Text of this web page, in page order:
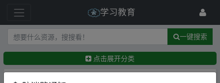
学习教育
一键搜索
点击展开分类